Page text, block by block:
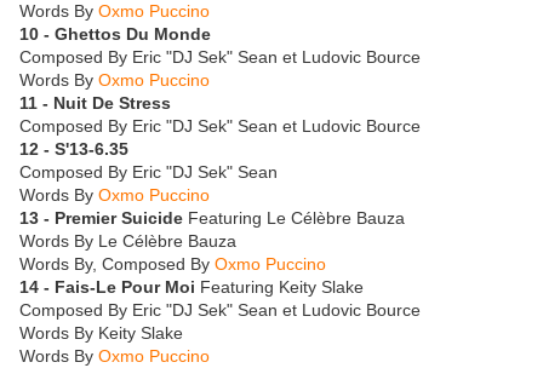
Words By Oxmo Puccino
10 - Ghettos Du Monde
Composed By Eric "DJ Sek" Sean et Ludovic Bource
Words By Oxmo Puccino
11 - Nuit De Stress
Composed By Eric "DJ Sek" Sean et Ludovic Bource
12 - S'13-6.35
Composed By Eric "DJ Sek" Sean
Words By Oxmo Puccino
13 - Premier Suicide Featuring Le Célèbre Bauza
Words By Le Célèbre Bauza
Words By, Composed By Oxmo Puccino
14 - Fais-Le Pour Moi Featuring Keity Slake
Composed By Eric "DJ Sek" Sean et Ludovic Bource
Words By Keity Slake
Words By Oxmo Puccino